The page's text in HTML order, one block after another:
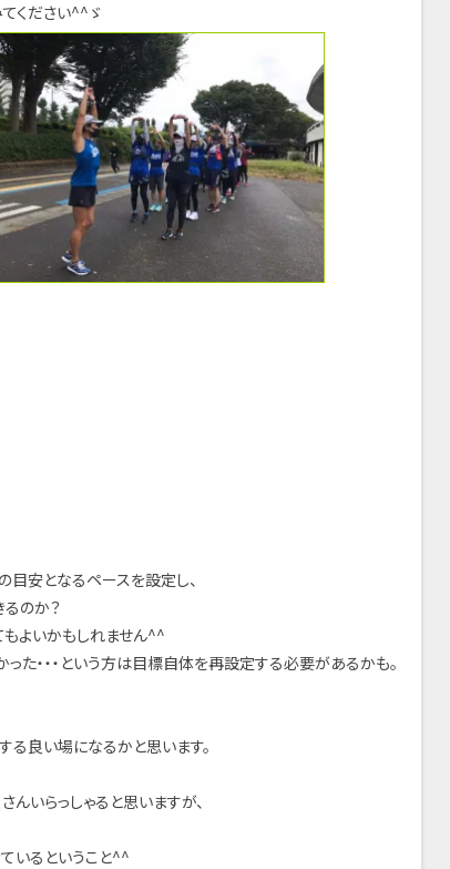
ください^^ゞ
目安となるペースを設定し、
のか？
よいかもしれません^^
た・・・という方は目標自体を再設定する必要があるかも。
る良い場になるかと思います。
んいらっしゃると思いますが、
いるということ^^